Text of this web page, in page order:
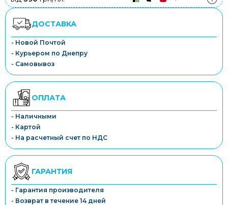
ДОСТАВКА
- Новой Почтой
- Курьером по Днепру
- Самовывоз
ОПЛАТА
- Наличными
- Картой
- На расчетный счет по НДС
ГАРАНТИЯ
- Гарантия производителя
- Возврат в течение 14 дней